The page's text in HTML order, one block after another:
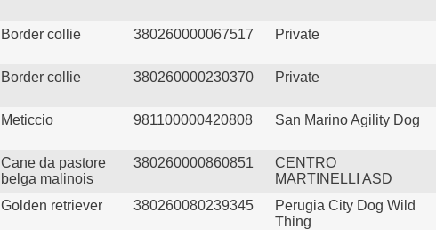
Border collie 380260000067517 Private
Border collie 380260000230370 Private
Meticcio 981100000420808 San Marino Agility Dog
Cane da pastore
belga malinois
380260000860851
CENTRO
MARTINELLI ASD
Golden retriever 380260080239345
Perugia City Dog Wild
Thing